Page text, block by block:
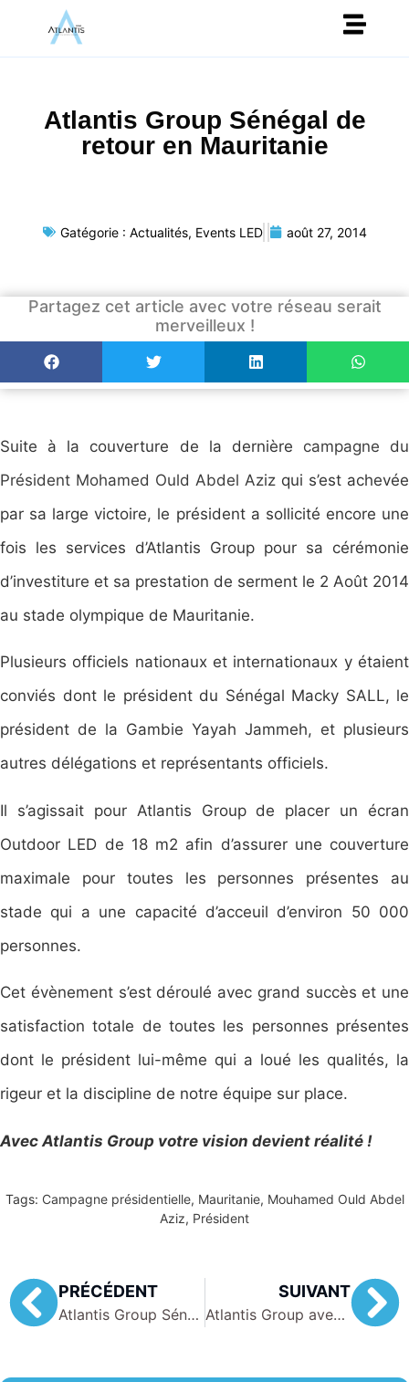
Atlantis Group Sénégal de
retour en Mauritanie
Gatégorie : Actualités, Events LED août 27, 2014
Partagez cet article avec votre réseau serait
merveilleux !
Suite à la couverture de la dernière campagne du
Président Mohamed Ould Abdel Aziz qui s’est achevée
par sa large victoire, le président a sollicité encore une
fois les services d’Atlantis Group pour sa cérémonie
d’investiture et sa prestation de serment le 2 Août 2014
au stade olympique de Mauritanie.
Plusieurs officiels nationaux et internationaux y étaient
conviés dont le président du Sénégal Macky SALL, le
président de la Gambie Yayah Jammeh, et plusieurs
autres délégations et représentants officiels.
Il s’agissait pour Atlantis Group de placer un écran
Outdoor LED de 18 m2 afin d’assurer une couverture
maximale pour toutes les personnes présentes au
stade qui a une capacité d’acceuil d’environ 50 000
personnes.
Cet évènement s’est déroulé avec grand succès et une
satisfaction totale de toutes les personnes présentes
dont le président lui-même qui a loué les qualités, la
rigeur et la discipline de notre équipe sur place.
Avec Atlantis Group votre vision devient réalité !
Tags: Campagne présidentielle, Mauritanie, Mouhamed Ould Abdel
Aziz, Président
PRÉCÉDENT
Atlantis Group Sénégal présent au lycée Jean Mermoz de Dakar pour la fête nationale
SUIVANT
Atlantis Group avec Les Lions au stade Léopold Sedar Senghor